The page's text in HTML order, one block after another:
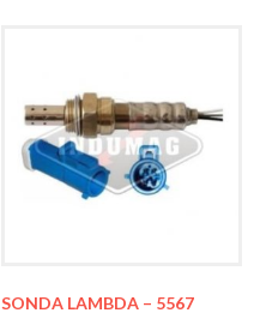
SONDA LAMBDA – 5567